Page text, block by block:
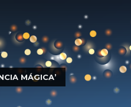
MÁGICA’